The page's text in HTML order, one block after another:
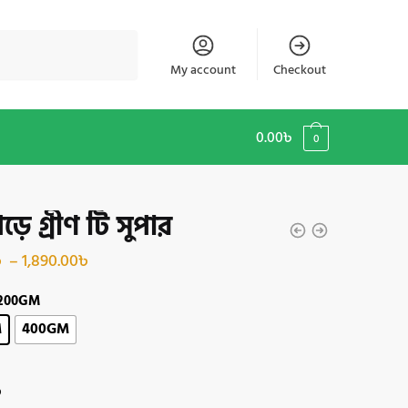
My account Checkout
0.00৳ 0
গ্রীণ টি সুপার
–1,890.00৳
400GM